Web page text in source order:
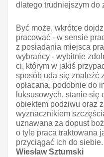
dlatego trudniejszym do
Być może, wkrótce
pracować - w sensie
z posiadania miejsca
wybrańcy - wybitnie
ci, którym w jakiś
sposób uda się znaleźć
opłacana, podobnie do
luksusowych, stanie się
obiektem podziwu oraz
wyznacznikiem
uznawana za dopust
o tyle praca traktowana
przyciągać ich do siebie.
Wiesław Sztumski